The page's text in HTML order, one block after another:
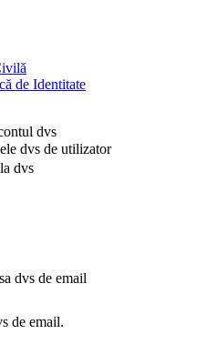
de Identitate
dvs
dvs de utilizator
dvs
dvs de email
de email.